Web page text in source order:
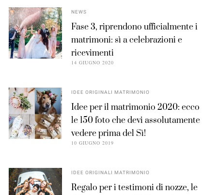
NEWS
Fase 3, riprendono ufficialmente i
matrimoni: sì a celebrazioni e
ricevimenti
14 GIUGNO 2020
IDEE ORIGINALI MATRIMONIO
Idee per il matrimonio 2020: ecco
le 150 foto che devi assolutamente
vedere prima del Sì!
10 GIUGNO 2019
IDEE ORIGINALI MATRIMONIO
Regalo per i testimoni di nozze, le